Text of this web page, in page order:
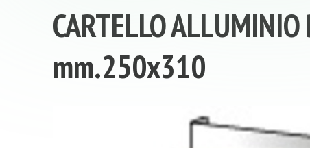
CARTELLO ALLUMINIO
mm.250x310